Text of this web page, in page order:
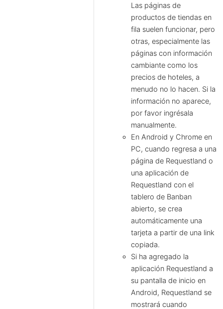
Las páginas de
productos de tiendas en
fila suelen funcionar, pero
otras, especialmente las
páginas con información
cambiante como los
precios de hoteles, a
menudo no lo hacen. Si la
información no aparece,
por favor ingrésala
manualmente.
En Android y Chrome en
PC, cuando regresa a una
página de Requestland o
una aplicación de
Requestland con el
tablero de Banban
abierto, se crea
automáticamente una
tarjeta a partir de una link
copiada.
Si ha agregado la
aplicación Requestland a
su pantalla de inicio en
Android, Requestland se
mostrará cuando